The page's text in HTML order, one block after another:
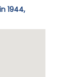
1944,